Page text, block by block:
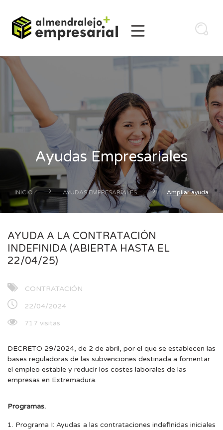
Ayudas Empresariales
INICIO AYUDAS EMPRESARIALES Ampliar ayuda
AYUDA A LA CONTRATACIÓN
INDEFINIDA (ABIERTA HASTA EL
22/04/25)
CONTRATACIÓN
22/04/2024
717 visitas
DECRETO 29/2024, de 2 de abril, por el que se establecen las
bases reguladoras de las subvenciones destinada a fomentar
el empleo estable y reducir los costes laborales de las
empresas en Extremadura.
Programas.
1. Programa I: Ayudas a las contrataciones indefinidas iniciales